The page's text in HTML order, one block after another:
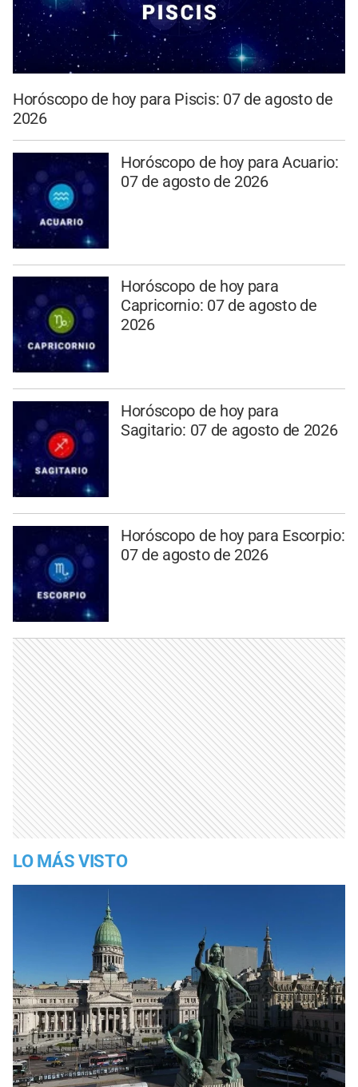
Horóscopo de hoy para Piscis: 07 de agosto de
2026
Horóscopo de hoy para Acuario:
07 de agosto de 2026
Horóscopo de hoy para
Capricornio: 07 de agosto de
2026
Horóscopo de hoy para
Sagitario: 07 de agosto de 2026
Horóscopo de hoy para Escorpio:
07 de agosto de 2026
LO MÁS VISTO